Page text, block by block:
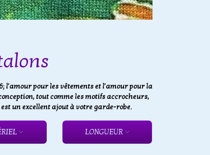
l'amour pour les vêtements et l'amour pour la
tout comme les motifs accrocheurs,
un excellent ajout à votre garde-robe.
LONGUEUR